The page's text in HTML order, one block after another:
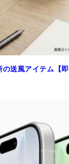
送風アイテム【即